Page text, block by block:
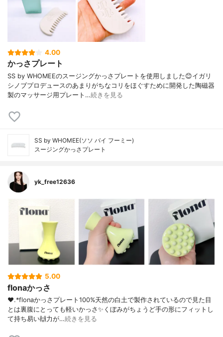
4.00
かっさプレート
SS by WHOMEEのスージングかっさプレートを使用しました😊イガリ
シノブプロデュースのあまりがちなコリをほぐすために開発した陶磁器
製のマッサージ用プレート…続きを見る
SS by WHOMEE(ソソ バイ フーミー)
スージングかっさプレート
yk_free12636
5.00
flonaかっさ
❤︎.*⁡flonaかっさプレート⁡100%天然の白土で製作されているので見た目
とは裏腹にとっても軽いかっさ✨くぼみがちょうど手の形にフィットし
て持ち易い🙌力が…続きを見る